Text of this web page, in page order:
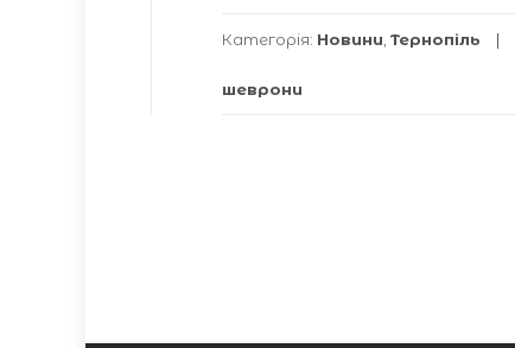
Категорія: Новини Тернопіль
шеврони